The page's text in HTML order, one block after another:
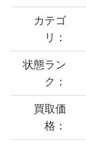
カテゴ
リ：
状態ラン
ク：
買取価
格：